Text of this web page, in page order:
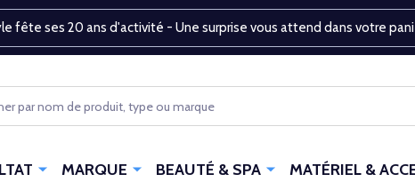
fête ses 20 ans d'activité - Une surprise vous attend dans votre
MARQUE BEAUTÉ & SPA MATÉRIEL &